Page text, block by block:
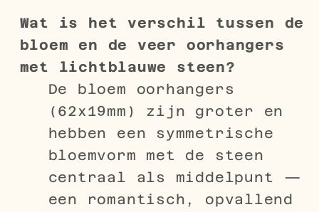
Wat is het verschil tussen de
bloem en de veer oorhangers
met lichtblauwe steen?
De bloem oorhangers
(62x19mm) zijn groter en
hebben een symmetrische
bloemvorm met de steen
centraal als middelpunt —
een romantisch, opvallend